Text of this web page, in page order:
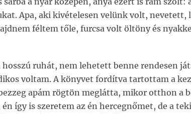
Apa, aki kivételesen velünk volt, nevetett,
féltem tőle, furcsa volt öltöny és
ruhát, nem lehetett benne rendesen
voltam. A könyvet fordítva tartottam a
apám rögtön meglátta, mikor otthon a
így is szeretem az én hercegnőmet, de a